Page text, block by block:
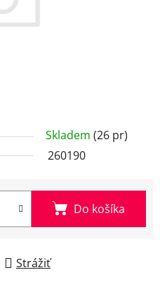
Skladem (26 pr)
260190
Do košíka
Strážiť